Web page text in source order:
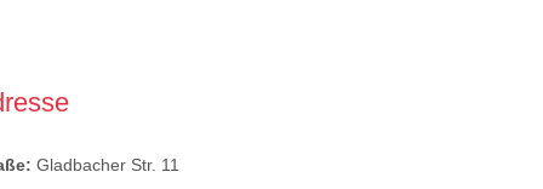
Gladbacher Str. 11